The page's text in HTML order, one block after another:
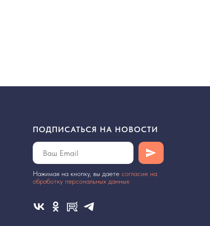
ПОДПИСАТЬСЯ НА НОВОСТИ
Нажимая на кнопку, вы даете cогласие на
обработку персональных данных